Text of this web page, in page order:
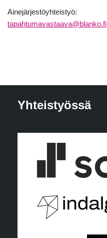
Ainejärjestöyhteistyö:
tapahtumavastaava@blanko.fi
Yhteistyössä